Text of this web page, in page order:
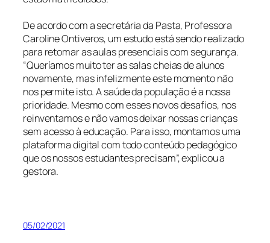
De acordo com a secretária da Pasta, Professora
Caroline Ontiveros, um estudo está sendo realizado
para retomar as aulas presenciais com segurança.
“Queríamos muito ter as salas cheias de alunos
novamente, mas infelizmente este momento não
nos permite isto. A saúde da população é a nossa
prioridade. Mesmo com esses novos desafios, nos
reinventamos e não vamos deixar nossas crianças
sem acesso à educação. Para isso, montamos uma
plataforma digital com todo conteúdo pedagógico
que os nossos estudantes precisam”, explicou a
gestora.
05/02/2021